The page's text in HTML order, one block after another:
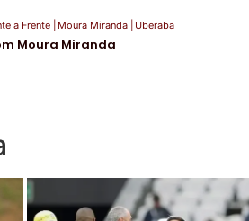
a Frente Moura Miranda Uberaba
Moura Miranda